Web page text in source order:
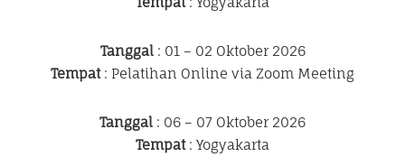
Tanggal: 01 – 02 Oktober 2026
Tempat: Pelatihan Online via Zoom Meeting
Tanggal : 06 – 07 Oktober 2026
Tempat: Yogyakarta